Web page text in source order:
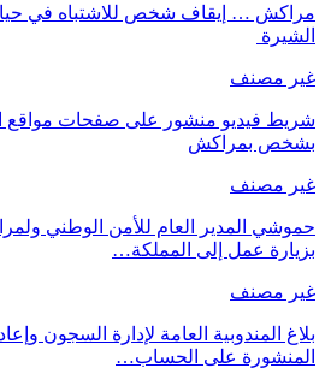
مراكش … إيقاف شخص للاشتباه في
الشيرة
غير مصنف
شريط فيديو منشور على صفحات مواقع
بشخص بمراكش
غير مصنف
حموشي المدير العام للأمن الوطني
بزيارة عمل إلى المملكة…
غير مصنف
بلاغ المندوبية العامة لإدارة السجون
المنشورة على الحساب…